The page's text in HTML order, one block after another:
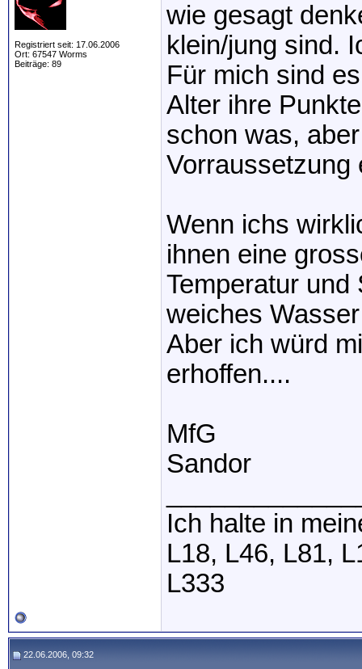
Registriert seit: 17.06.2006
Ort: 67547 Worms
Beiträge: 89
wie gesagt
klein/jung sind.
Für mich sind
Alter ihre
schon was,
Vorraussetzung
Wenn ichs
ihnen eine
Temperatur und
weiches
Aber ich würd
erhoffen....
MfG
Sandor
Ich halte in
L18, L46, L81,
L333
22.06.2006, 09:32